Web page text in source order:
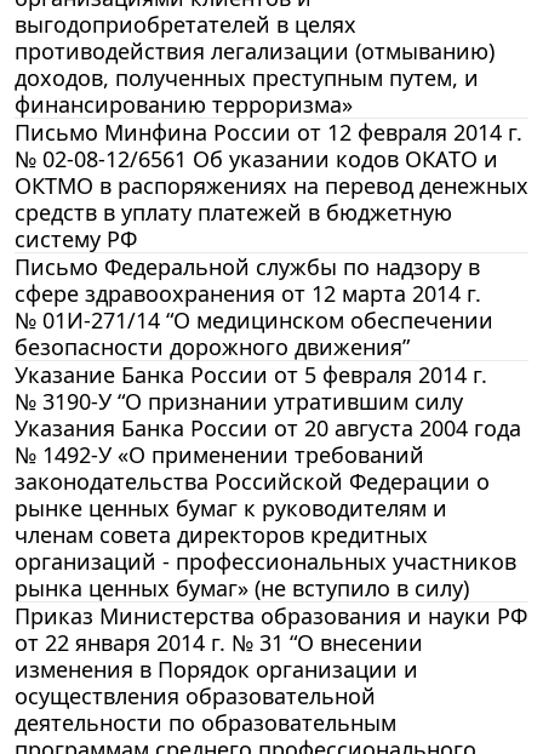
выгодоприобретателей в целях
противодействия легализации (отмыванию)
доходов, полученных преступным путем, и
финансированию терроризма»
Письмо Минфина России от 12 февраля 2014 г.
№ 02-08-12/6561 Об указании кодов ОКАТО и
ОКТМО в распоряжениях на перевод денежных
средств в уплату платежей в бюджетную
систему РФ
Письмо Федеральной службы по надзору в
сфере здравоохранения от 12 марта 2014 г.
№ 01И-271/14 “О медицинском обеспечении
безопасности дорожного движения”
Указание Банка России от 5 февраля 2014 г.
№ 3190-У “О признании утратившим силу
Указания Банка России от 20 августа 2004 года
№ 1492-У «О применении требований
законодательства Российской Федерации о
рынке ценных бумаг к руководителям и
членам совета директоров кредитных
организаций - профессиональных участников
рынка ценных бумаг» (не вступило в силу)
Приказ Министерства образования и науки РФ
от 22 января 2014 г. № 31 “О внесении
изменения в Порядок организации и
осуществления образовательной
деятельности по образовательным